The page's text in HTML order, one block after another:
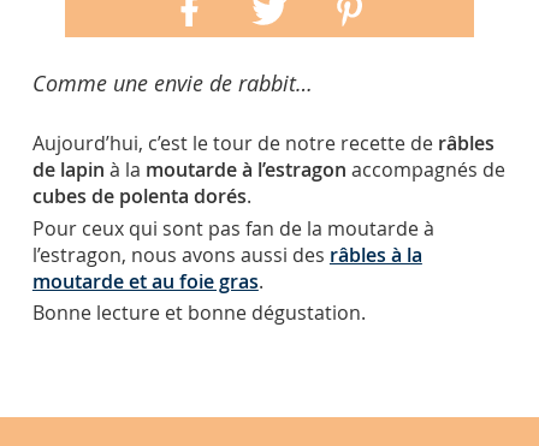
Comme une envie de rabbit…
Aujourd’hui, c’est le tour de notre recette derâbles
de lapin à la moutarde à l’estragon accompagnés de
cubes de polenta dorés.
Pour ceux qui sont pas fan de la moutarde à
l’estragon, nous avons aussi des râbles à la
moutarde et au foie gras.
Bonne lecture et bonne dégustation.